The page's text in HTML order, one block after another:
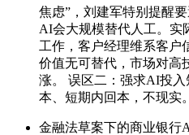
焦虑”，刘建军特别提醒
AI会大规模替代人工。实
工作，客户经理维系客户
价值无可替代，市场对高
涨。 误区二：强求AI投
本、短期内回本，不现实。
金融法草案下的商业银行